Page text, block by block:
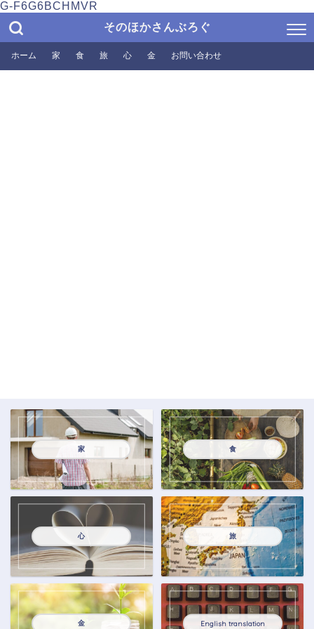
G-F6G6BCHMVR
そのほかさんぶろぐ
ホーム 家 食 旅 心 金 お問い合わせ
家 食
心 旅
金 English translation